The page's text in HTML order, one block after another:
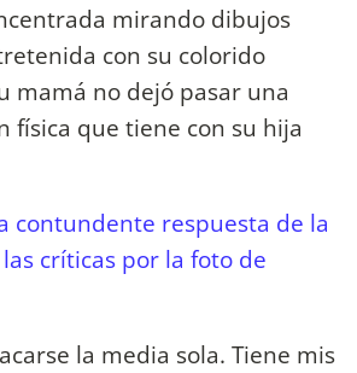
mirando dibujos
con su colorido
mamá no dejó pasar una
física que tiene con su hija
contundente respuesta de la
críticas por la foto de
la media sola. Tiene mis